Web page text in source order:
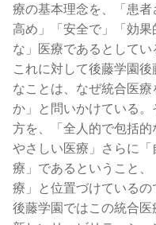
療の基本理念を、「患
高め」「安全で」「効
な」医療であるとしてい
これに対して後藤学園
なことは、なぜ統合医
か」と問いかけている
方を、「全人的で包括
やさしい医療」さらに
療」であるということ
療」と位置づけているの
後藤学園ではこの統合